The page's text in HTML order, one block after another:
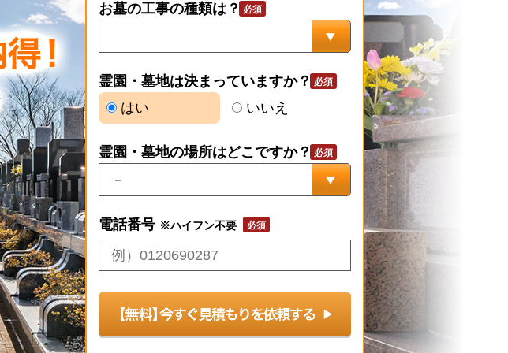
お墓の工事の種類は？
霊園・墓地は決まっていますか？
はい
いいえ
霊園・墓地の場所はどこですか？
電話番号 ※ハイフン不要